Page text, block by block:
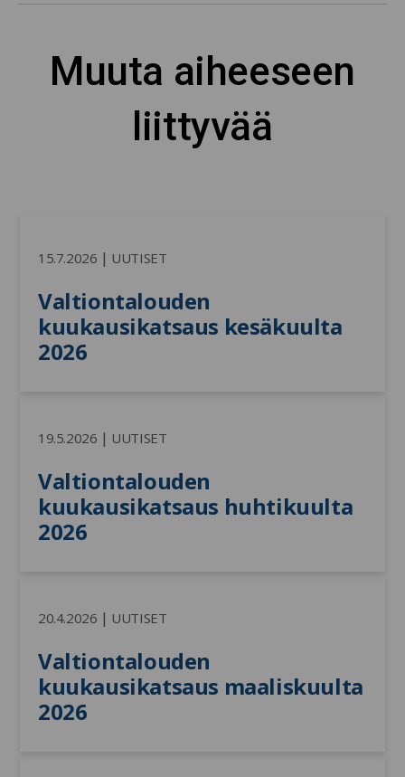
Muuta aiheeseen
liittyvää
15.7.2026 | UUTISET
Valtiontalouden
kuukausikatsaus kesäkuulta
2026
19.5.2026 | UUTISET
Valtiontalouden
kuukausikatsaus huhtikuulta
2026
20.4.2026 | UUTISET
Valtiontalouden
kuukausikatsaus maaliskuulta
2026